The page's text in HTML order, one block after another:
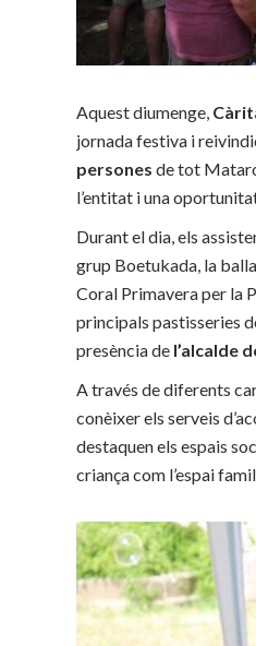
Aquest diumenge,
jornada festiva i
persones de tot
l’entitat i una
Durant el dia, els
grup Boetukada, la
Coral Primavera per la
principals pastisseries
presència de l’alcalde
A través de diferents
conèixer els serveis
destaquen els espais
criança com l’espai